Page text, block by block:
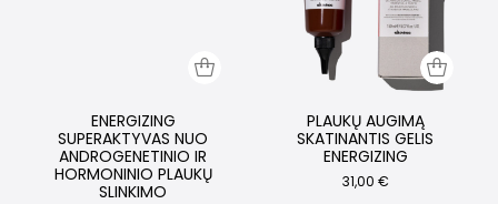
ENERGIZING
SUPERAKTYVAS NUO
ANDROGENETINIO IR
HORMONINIO PLAUKŲ
SLINKIMO
PLAUKŲ AUGIMĄ
SKATINANTIS GELIS
ENERGIZING
31,00 €